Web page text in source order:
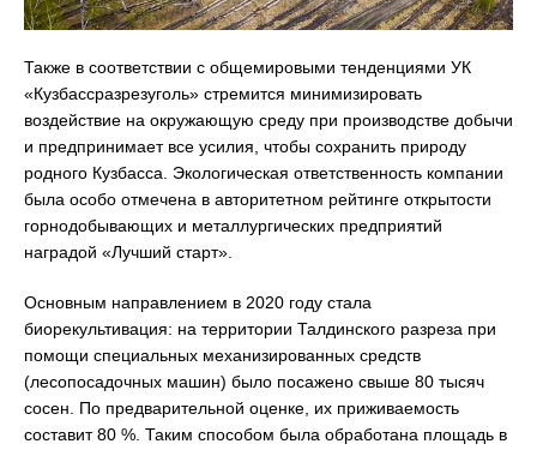
Также в соответствии с общемировыми тенденциями УК
«Кузбассразрезуголь» стремится минимизировать
воздействие на окружающую среду при производстве добычи
и предпринимает все усилия, чтобы сохранить природу
родного Кузбасса. Экологическая ответственность компании
была особо отмечена в авторитетном рейтинге открытости
горнодобывающих и металлургических предприятий
наградой «Лучший старт».
Основным направлением в 2020 году стала
биорекультивация: на территории Талдинского разреза при
помощи специальных механизированных средств
(лесопосадочных машин) было посажено свыше 80 тысяч
сосен. По предварительной оценке, их приживаемость
составит 80 %. Таким способом была обработана площадь в